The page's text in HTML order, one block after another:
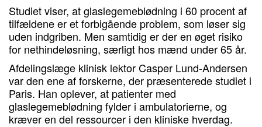
Studiet viser, at glaslegemeblødning i 60 procent af
tilfældene er et forbigående problem, som løser sig
uden indgriben. Men samtidig er der en øget risiko
for nethindeløsning, særligt hos mænd under 65 år.
Afdelingslæge klinisk lektor Casper Lund-Andersen
var den ene af forskerne, der præsenterede studiet i
Paris. Han oplever, at patienter med
glaslegemeblødning fylder i ambulatorierne, og
kræver en del ressourcer i den kliniske hverdag.